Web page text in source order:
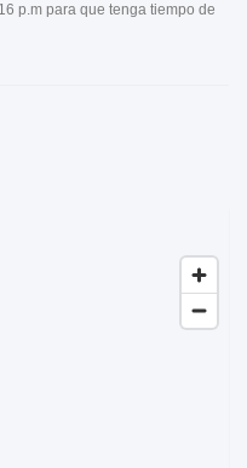
p.m para que tenga tiempo de